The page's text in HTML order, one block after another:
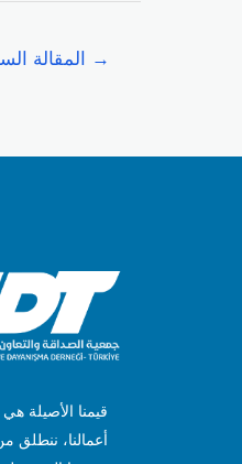
→ المقالة
قيمنا الأصيلة
أعمالنا، ننطلق